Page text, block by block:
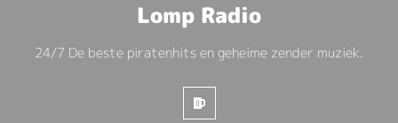
Lomp Radio
24/7 De beste piratenhits en geheime zender muziek.